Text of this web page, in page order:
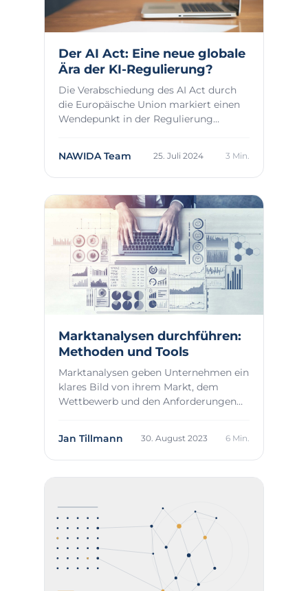
Der AI Act: Eine neue globale
Ära der KI-Regulierung?
Die Verabschiedung des AI Act durch
die Europäische Union markiert einen
Wendepunkt in der Regulierung
NAWIDA Team
25. Juli 2024 3 Min.
Marktanalysen durchführen:
Methoden und Tools
Marktanalysen geben Unternehmen ein
klares Bild von ihrem Markt, dem
Wettbewerb und den Anforderungen
Jan Tillmann
30. August 2023 6 Min.